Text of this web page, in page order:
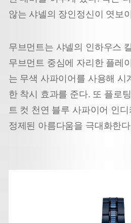
않는 샤넬의 장인정신이 엿보
무브먼트는 샤넬의 인하우스
무브먼트 중심에 자리한 플레
는 무색 사파이어를 사용해 시
한 착시 효과를 준다. 또 플로
트 컷 천연 블루 사파이어 인
정제된 아름다움을 극대화한